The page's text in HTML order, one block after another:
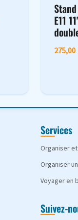
E11
275,00
Services
Organiser
Organiser
Voyager en
Suivez-